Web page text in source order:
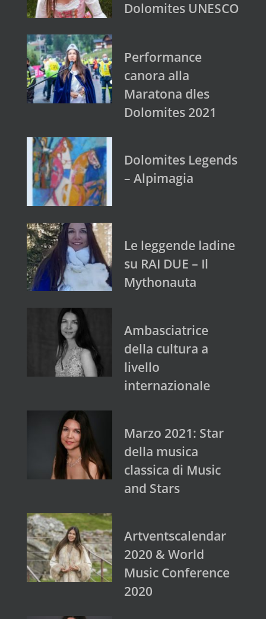
Dolomites UNESCO
Performance
canora alla
Maratona dles
Dolomites 2021
Dolomites Legends
– Alpimagia
Le leggende ladine
su RAI DUE – Il
Mythonauta
Ambasciatrice
della cultura a
livello
internazionale
Marzo 2021: Star
della musica
classica di Music
and Stars
Artventscalendar
2020 & World
Music Conference
2020